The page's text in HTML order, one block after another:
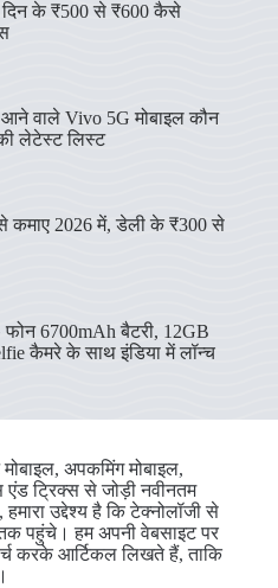
दिन के ₹500 से ₹600 कैसे
वाले Vivo 5G मोबाइल कौन
लेटेस्ट लिस्ट
2026 में, डेली के ₹300 से
6700mAh बैटरी, 12GB
कैमरे के साथ इंडिया में लॉन्च
अपकमिंग मोबाइल,
ट्रिक्स से जोड़ी नवीनतम
उद्देश्य है कि टेक्नोलॉजी से
पहुंचे। हम अपनी वेबसाइट पर
करके आर्टिकल लिखते हैं, ताकि